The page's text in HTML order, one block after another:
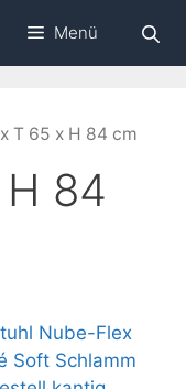
Menü
T 65 x H 84 cm
84
Nube-Flex
Soft Schlamm